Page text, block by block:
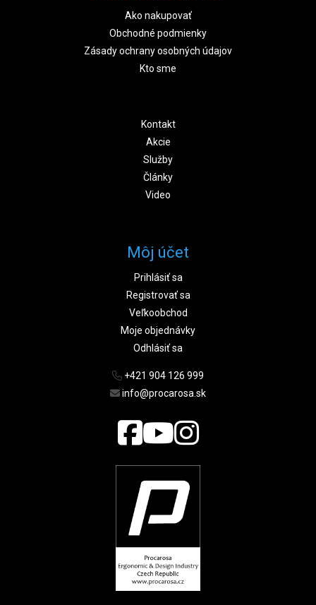
Ako nakupovať
Obchodné podmienky
Zásady ochrany osobných údajov
Kto sme
Kontakt
Akcie
Služby
Články
Video
Môj účet
Prihlásiť sa
Registrovať sa
Veľkoobchod
Moje objednávky
Odhlásiť sa
+421 904 126 999
info@procarosa.sk